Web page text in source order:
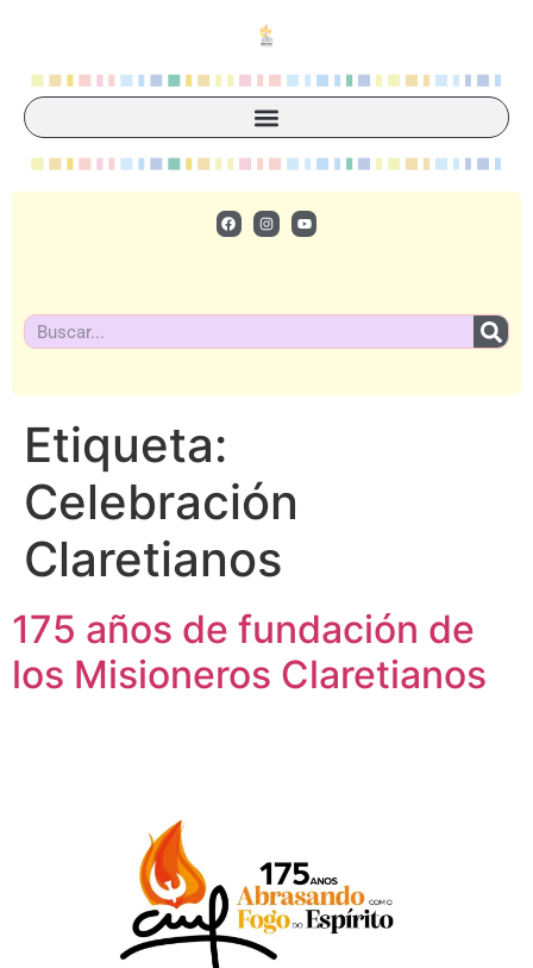
Etiqueta:
Celebración
Claretianos
175 años de fundación de
los Misioneros Claretianos